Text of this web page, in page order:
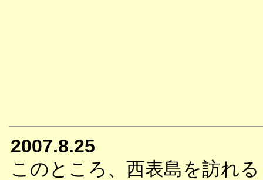
2007.8.25
このところ、西表島を訪れる